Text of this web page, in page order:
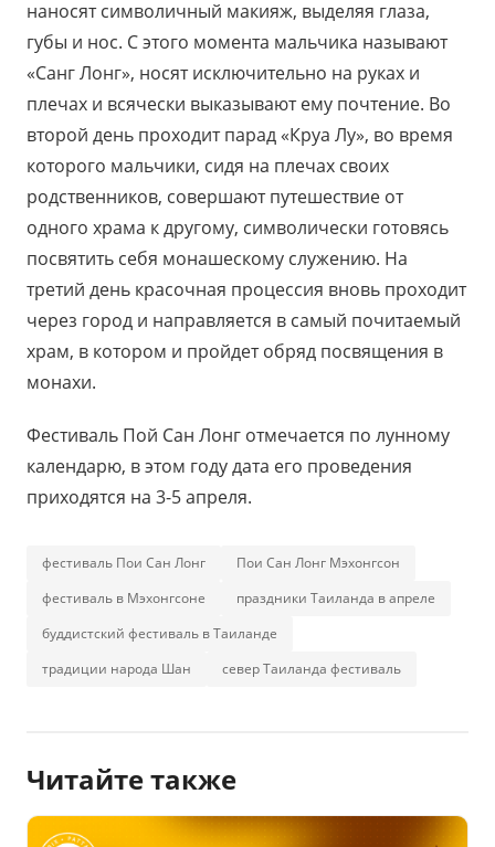
наносят символичный макияж, выделяя глаза,
губы и нос. С этого момента мальчика называют
«Санг Лонг», носят исключительно на руках и
плечах и всячески выказывают ему почтение. Во
второй день проходит парад «Круа Лу», во время
которого мальчики, сидя на плечах своих
родственников, совершают путешествие от
одного храма к другому, символически готовясь
посвятить себя монашескому служению. На
третий день красочная процессия вновь проходит
через город и направляется в самый почитаемый
храм, в котором и пройдет обряд посвящения в
монахи.
Фестиваль Пой Сан Лонг отмечается по лунному
календарю, в этом году дата его проведения
приходятся на 3-5 апреля.
фестиваль Пои Сан Лонг
Пои Сан Лонг Мэхонгсон
фестиваль в Мэхонгсоне
праздники Таиланда в апреле
буддистский фестиваль в Таиланде
традиции народа Шан
север Таиланда фестиваль
Читайте также